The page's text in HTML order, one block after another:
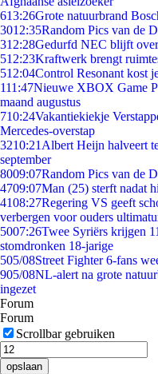
613:26Grote natuurbrand
3012:35Random Pics van de
312:28Gedurfd NEC blijft
512:23Kraftwerk brengt
512:04Control Resonant kost
111:47Nieuwe XBOX Game
maand augustus
710:24Vakantiekiekje
Mercedes-overstap
3210:21 Albert Heijn halveert
september
8009:07Random Pics van de
4709:07Man (25) sterft nadat
4108:27Regering VS geeft
verbergen voor ouders
5007:26Twee Syriërs krijgen
stomdronken 18-jarige
505/08Street Fighter 6-fans
905/08NL-alert na grote
ingezet
Forum
Forum
Scrollbar gebruiken
opslaan